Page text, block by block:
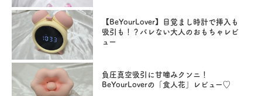
【BeYourLover】目覚まし時計で挿入も
吸引も！？バレない大人のおもちゃレビ
ュー
負圧真空吸引に甘噛みクンニ！
BeYourLoverの「食人花」レビュー♡